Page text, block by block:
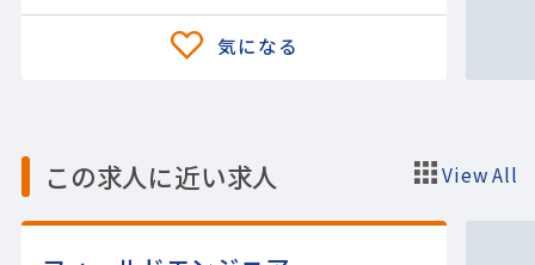
この求人に近い求人 View All